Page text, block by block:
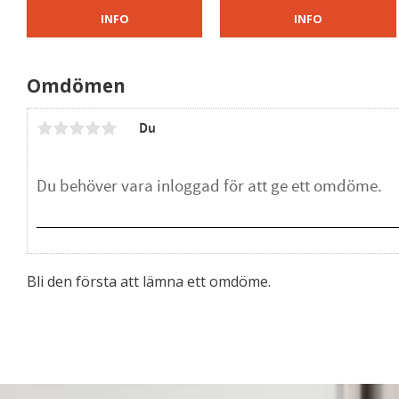
Omdömen
Du
Bli den första att lämna ett omdöme.
INFO INFO